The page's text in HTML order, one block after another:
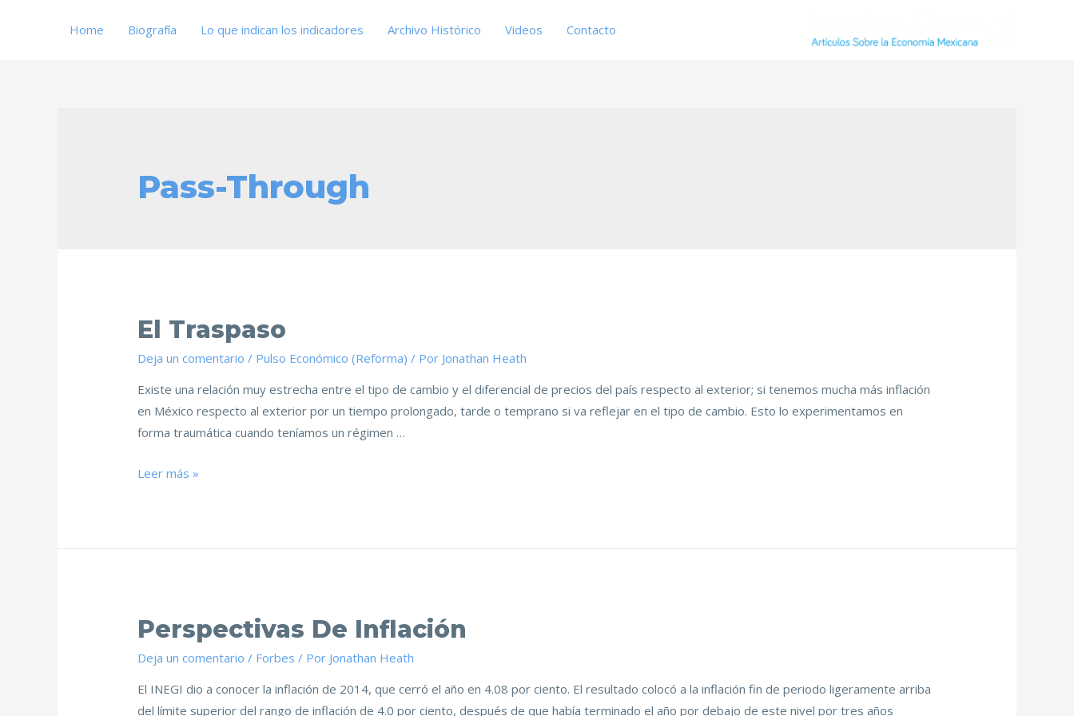
Home Biografía Lo que indican los indicadores Archivo Histórico Videos Contacto
Pass-Through
El Traspaso
Deja un comentario / Pulso Económico (Reforma) / Por Jonathan Heath
Existe una relación muy estrecha entre el tipo de cambio y el diferencial de precios del país respecto al exterior; si tenemos mucha más inflación
en México respecto al exterior por un tiempo prolongado, tarde o temprano si va reflejar en el tipo de cambio. Esto lo experimentamos en
forma traumática cuando teníamos un régimen …
Leer más »
Perspectivas De Inflación
Deja un comentario / Forbes / Por Jonathan Heath
El INEGI dio a conocer la inflación de 2014, que cerró el año en 4.08 por ciento. El resultado colocó a la inflación fin de periodo ligeramente arriba
del límite superior del rango de inflación de 4.0 por ciento, después de que había terminado el año por debajo de este nivel por tres años